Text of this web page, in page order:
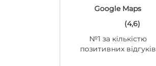
Google Maps
(4,6)
№1 за кількістю
позитивних відгуків